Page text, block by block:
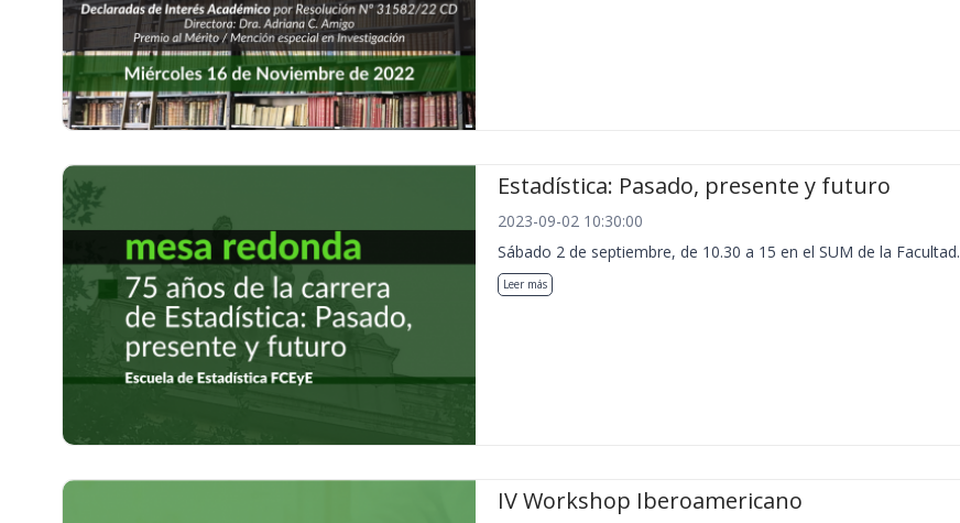
Estadística: Pasado, presente y futuro
2023-09-02 10:30:00
Sábado 2 de septiembre, de 10.30 a 15 en el SUM de la Facultad.
Leer más
IV Workshop Iberoamericano